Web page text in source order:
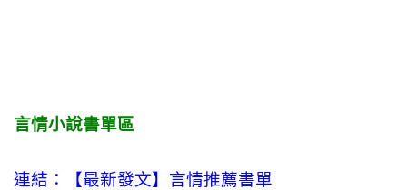
言情小說書單區
連結：【最新發文】 言情推薦書單